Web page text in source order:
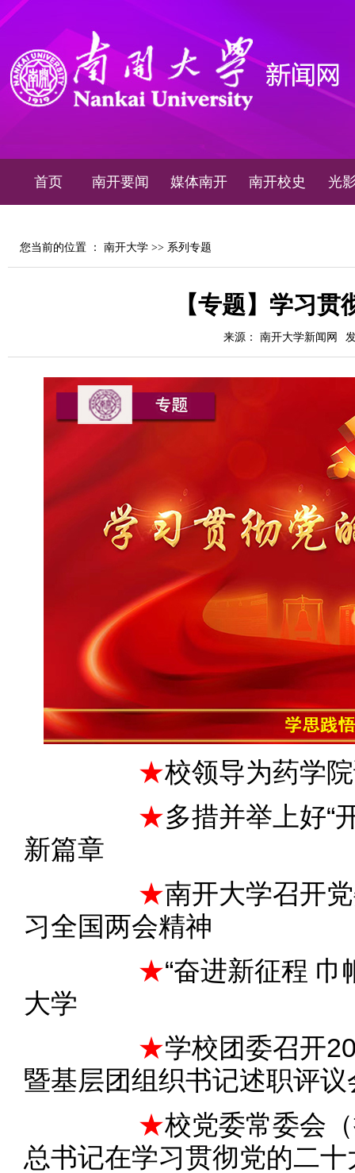
首页 南开要闻 媒体南开 南开校史 光
您当前的位置 ： 南开大学 >> 系列专题
【专题】学习
来源： 南开大学新闻网
★校领导为药学
★多措并举上好“
新篇章
★南开大学召开
习全国两会精神
★“奋进新征程 巾
大学
★学校团委召开
暨基层团组织书记述职评议
★校党委常委会
总书记在学习贯彻党的二十